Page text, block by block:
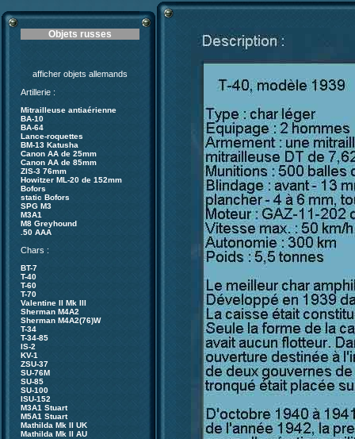
Objets russes
afficher objets allemands
Artillerie :
Mitrailleuse antiaérienne
BA-10
BA-64
Lance-roquettes
BM-13 Katusha
Canon AA de 25mm
Canon AA de 85mm
ZIS-3 76mm
Howitzer ML-20 de 152mm
Bofors
static Bofors
SPG M3
M3A1
M8 Greyhound
.50 AAA
Chars :
BT-7
T-40
T-60
T-70
Valentine II Mk III
Sherman M4A2
Sherman M4A2(76)W
T-34
T-34-85
IS-2
KV-1
ZSU-37
SU-76M
SU-85
SU-100
ISU-152
M3A1 Stuart
M5A1 Stuart
Mathilda Mk II UK
Mathilda Mk II AU